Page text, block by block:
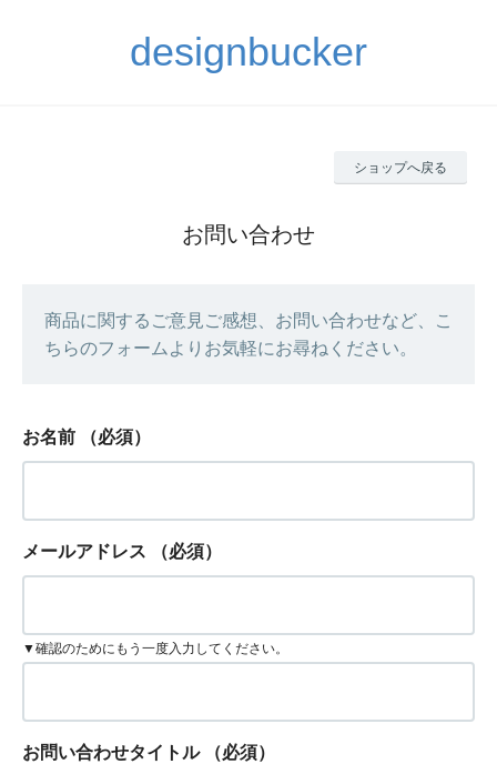
designbucker
ショップへ戻る
お問い合わせ
商品に関するご意見ご感想、お問い合わせなど、こ
ちらのフォームよりお気軽にお尋ねください。
お名前 （必須）
メールアドレス （必須）
▼確認のためにもう一度入力してください。
お問い合わせタイトル （必須）